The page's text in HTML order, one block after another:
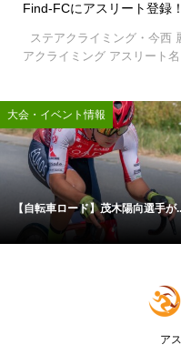
Find-FCにアスリート登録！
ステアクライミング・今西
アクライミング アスリート
大会・イベント情報
【自転車ロード】茂木陽向選手が
ア